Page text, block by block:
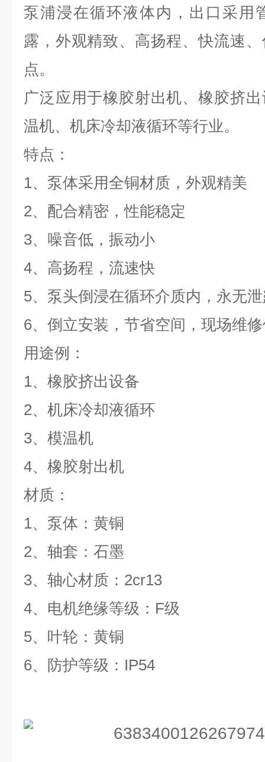
泵浦浸在循环液体内，出口采用
露，外观精致、高扬程、快流速
点。
广泛应用于橡胶射出机、橡胶挤
温机、机床冷却液循环等行业。
特点：
1、泵体采用全铜材质，外观精美
2、配合精密，性能稳定
3、噪音低，振动小
4、高扬程，流速快
5、泵头倒浸在循环介质内，永无
6、倒立安装，节省空间，现场维
用途例：
1、橡胶挤出设备
2、机床冷却液循环
3、模温机
4、橡胶射出机
材质：
1、泵体：黄铜
2、轴套：石墨
3、轴心材质：2cr13
4、电机绝缘等级：F级
5、叶轮：黄铜
6、防护等级：IP54